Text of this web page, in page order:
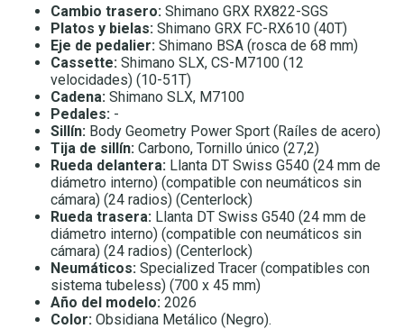
Cambio trasero: Shimano GRX RX822-SGS
Platos y bielas: Shimano GRX FC-RX610 (40T)
Eje de pedalier: Shimano BSA (rosca de 68 mm)
Cassette: Shimano SLX, CS-M7100 (12
velocidades) (10-51T)
Cadena: Shimano SLX, M7100
Pedales: -
Sillín: Body Geometry Power Sport (Raíles de acero)
Tija de sillín: Carbono, Tornillo único (27,2)
Rueda delantera: Llanta DT Swiss G540 (24 mm de
diámetro interno) (compatible con neumáticos sin
cámara) (24 radios) (Centerlock)
Rueda trasera: Llanta DT Swiss G540 (24 mm de
diámetro interno) (compatible con neumáticos sin
cámara) (24 radios) (Centerlock)
Neumáticos: Specialized Tracer (compatibles con
sistema tubeless) (700 x 45 mm)
Año del modelo: 2026
Color: Obsidiana Metálico (Negro).